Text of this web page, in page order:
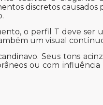
discretos
o perfil T deve ser
um visual
Seus tons
ou com